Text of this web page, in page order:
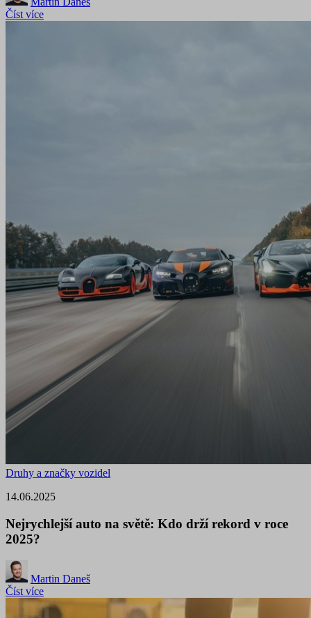
Číst více
Druhy a značky vozidel
14.06.2025
Nejrychlejší auto na světě: Kdo drží rekord v roce
2025?
Martin Daneš
Číst více